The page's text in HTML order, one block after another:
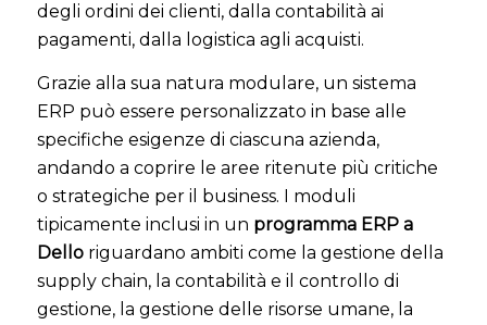
degli ordini dei clienti, dalla contabilità ai
pagamenti, dalla logistica agli acquisti.
Grazie alla sua natura modulare, un sistema
ERP può essere personalizzato in base alle
specifiche esigenze di ciascuna azienda,
andando a coprire le aree ritenute più critiche
o strategiche per il business. I moduli
tipicamente inclusi in un programma ERP a
Dello riguardano ambiti come la gestione della
supply chain, la contabilità e il controllo di
gestione, la gestione delle risorse umane, la